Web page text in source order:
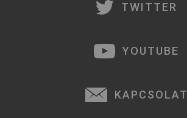
TWITTER
YOUTUBE
KAPCSOLAT